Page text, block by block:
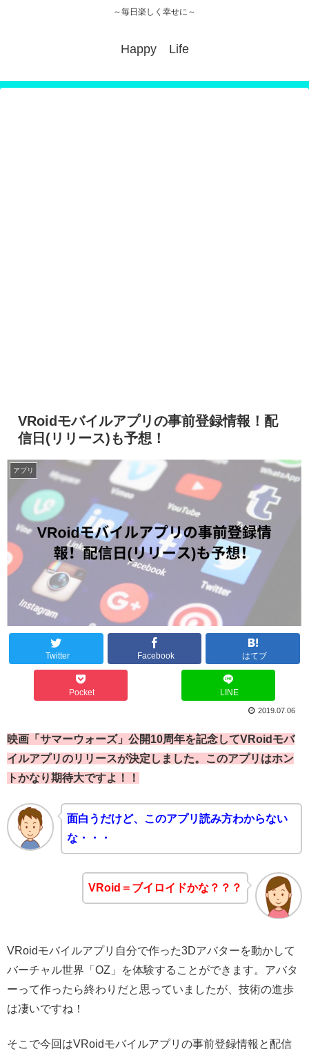
～毎日楽しく幸せに～
Happy Life
VRoidモバイルアプリの事前登録情報！配
信日(リリース)も予想！
アプリ
Twitter Facebook はてブ
Pocket LINE
2019.07.06
映画「サマーウォーズ」公開10周年を記念してVRoidモバ
イルアプリのリリースが決定しました。このアプリはホン
トかなり期待大ですよ！！
面白うだけど、このアプリ読み方わからない
な・・・
VRoid＝ブイロイドかな？？？
VRoidモバイルアプリ自分で作った3Dアバターを動かして
バーチャル世界「OZ」を体験することができます。アバタ
ーって作ったら終わりだと思っていましたが、技術の進歩
は凄いですね！
そこで今回はVRoidモバイルアプリの事前登録情報と配信